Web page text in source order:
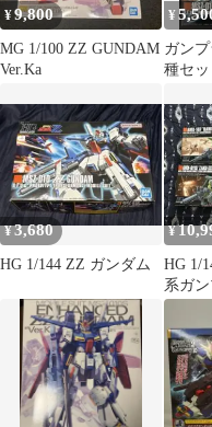
¥9,800
MG 1/100 ZZ GUNDAM
Ver.Ka
¥
ガンプ
種セッ
¥3,680
HG 1/144 ZZ ガンダム
¥
HG 1/
系ガ